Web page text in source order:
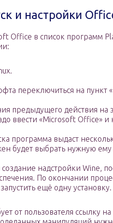
и настройки
Office в список программ
переключиться на пункт
предыдущего действия на
ввести «Microsoft Office» и
программа выдаст
будет выбрать нужную
надстройки Wine,
По окончании
ещё одну установку.
от пользователя ссылку